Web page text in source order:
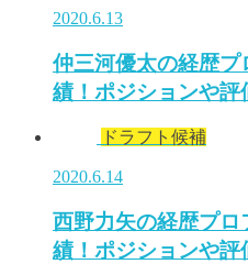
2020.6.13
仲三河優太の経歴
績！ポジションや評
ドラフト候補
2020.6.14
西野力矢の経歴プ
績！ポジションや評